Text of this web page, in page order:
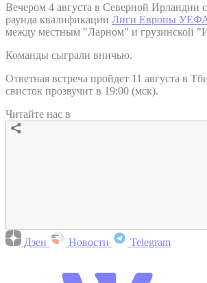
Вечером 4 августа в Северной Ирландии
раунда квалификации Лиги Европы
между местным "Ларном" и грузинской
Команды сыграли вничью.
Ответная встреча пройдет 11 августа в
свисток прозвучит в 19:00 (мск).
Читайте нас в
Дзен Новости Telegram